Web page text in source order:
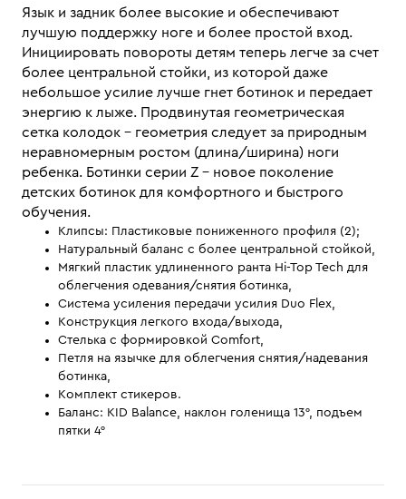
Язык и задник более высокие и обеспечивают
лучшую поддержку ноге и более простой вход.
Инициировать повороты детям теперь легче за счет
более центральной стойки, из которой даже
небольшое усилие лучше гнет ботинок и передает
энергию к лыже. Продвинутая геометрическая
сетка колодок - геометрия следует за природным
неравномерным ростом (длина/ширина) ноги
ребенка. Ботинки серии Z - новое поколение
детских ботинок для комфортного и быстрого
обучения.
Клипсы: Пластиковые пониженного профиля (2);
Натуральный баланс с более центральной стойкой,
Мягкий пластик удлиненного ранта Hi-Top Tech для
облегчения одевания/снятия ботинка,
Система усиления передачи усилия Duo Flex,
Конструкция легкого входа/выхода,
Стелька с формировкой Comfort,
Петля на язычке для облегчения снятия/надевания
ботинка,
Комплект стикеров.
Баланс: KID Balance, наклон голенища 13°, подъем
пятки 4°